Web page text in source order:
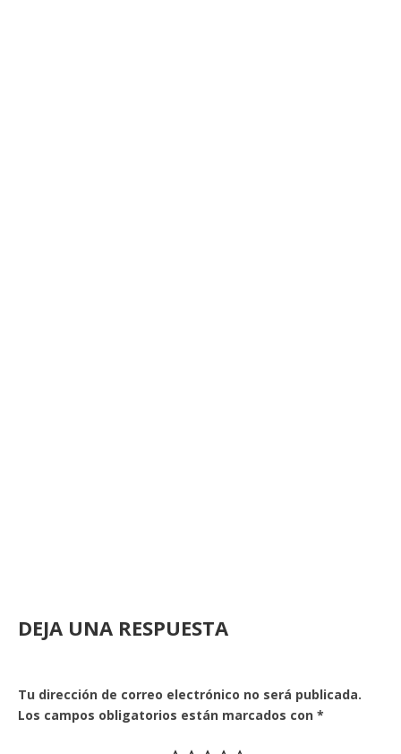
DEJA UNA RESPUESTA
Tu dirección de correo electrónico no será publicada.
Los campos obligatorios están marcados con *